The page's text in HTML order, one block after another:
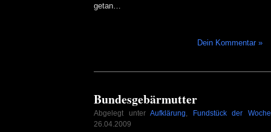
getan…
Dein Kommentar »
Bundesgebärmutter
Abgelegt unter Aufklärung, Fundstück der Woche
26.04.2009